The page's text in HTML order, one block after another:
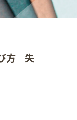
方｜失